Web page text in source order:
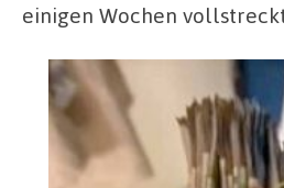
einigen Wochen